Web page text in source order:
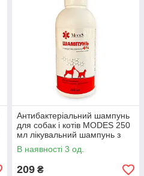
Антибактеріальний шампунь
для собак і котів MODES 250
мл лікувальний шампунь з
хлоргексидином , екстрактом
алое та олією м'яти
В наявності 3 од.
209 ₴